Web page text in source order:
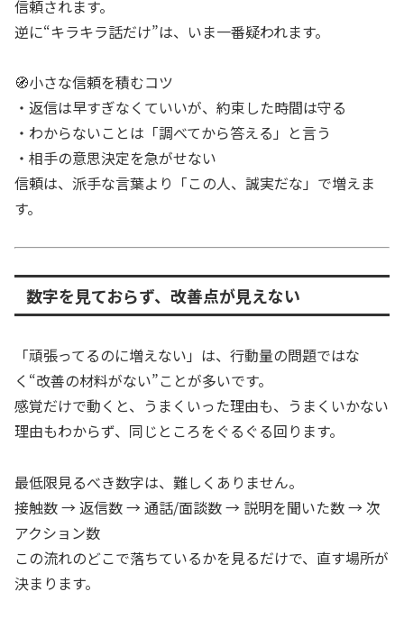
信頼されます。
逆に“キラキラ話だけ”は、いま一番疑われます。
🧭小さな信頼を積むコツ
・返信は早すぎなくていいが、約束した時間は守る
・わからないことは「調べてから答える」と言う
・相手の意思決定を急がせない
信頼は、派手な言葉より「この人、誠実だな」で増えま
す。
数字を見ておらず、改善点が見えない
「頑張ってるのに増えない」は、行動量の問題ではな
く“改善の材料がない”ことが多いです。
感覚だけで動くと、うまくいった理由も、うまくいかない
理由もわからず、同じところをぐるぐる回ります。
最低限見るべき数字は、難しくありません。
接触数 → 返信数 → 通話/面談数 → 説明を聞いた数 → 次
アクション数
この流れのどこで落ちているかを見るだけで、直す場所が
決まります。